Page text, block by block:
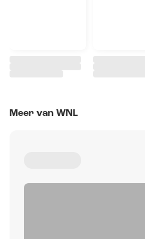
Meer van WNL